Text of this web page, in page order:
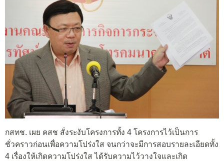
กสทช. เผย คสช สั่งระงับโครงการทั้ง 4 โครงการไว้เป็นการ
ชั่วคราวก่อนเพื่อความโปร่งใส จนกว่าจะมีการสอบรายละเอียดทั้ง
4 เรื่องให้เกิดความโปร่งใส ได้รับความไว้วางใจและเกิด